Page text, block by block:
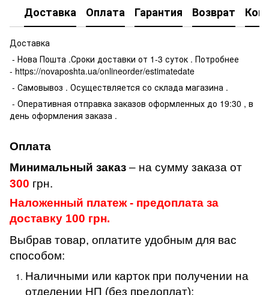
Доставка Оплата Гарантия Возврат
Доставка
- Нова Пошта .Сроки доставки от 1-3 суток . Потробнее
- https://novaposhta.ua/onlineorder/estimatedate
- Самовывоз . Осуществляется со склада магазина .
- Оперативная отправка заказов оформленных до 19:30 , в
день оформления заказа .
Оплата
Минимальный заказ – на сумму заказа от
300 грн.
Наложенный платеж - предоплата за
доставку 100 грн.
Выбрав товар, оплатите удобным для вас
способом:
Наличными или карток при получении на
отделении НП (без предоплат);